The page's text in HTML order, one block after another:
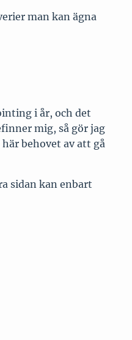
man kan ägna
i år, och det
mig, så gör jag
behovet av att gå
sidan kan enbart